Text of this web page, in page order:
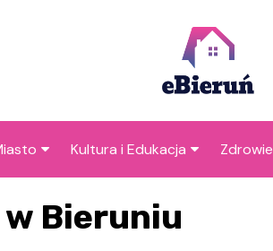
i polityka
Kultura i Edukacja
Teatr i sztuka
Zdrowie
Bieruniu